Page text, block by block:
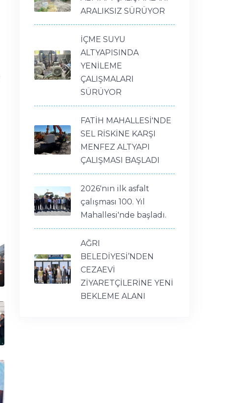
ARALIKSIZ SÜRÜYOR
İÇME SUYU
ALTYAPISINDA
YENİLEME
ÇALIŞMALARI
SÜRÜYOR
FATİH MAHALLESİ'NDE
SEL RİSKİNE KARŞI
MENFEZ ALTYAPI
ÇALIŞMASI BAŞLADI
2026'nın ilk asfalt
çalışması 100. Yıl
Mahallesi'nde başladı.
AĞRI
BELEDİYESİ’NDEN
CEZAEVİ
ZİYARETÇİLERİNE YENİ
BEKLEME ALANI